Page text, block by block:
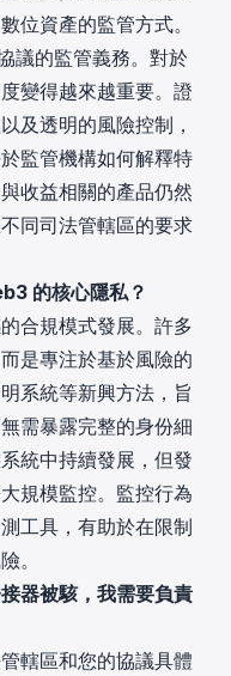
位資產的監管方式。
議的監管義務。對於
變得越來越重要。證
及透明的風險控制，
監管機構如何解釋特
收益相關的產品仍然
同司法管轄區的要求
的核心隱私？
合規模式發展。許多
是專注於基於風險的
系統等新興方法，旨
需暴露完整的身份細
統中持續發展，但發
規模監控。監控行為
工具，有助於在限制
。
器被駭，我需要負責
轄區和您的協議具體